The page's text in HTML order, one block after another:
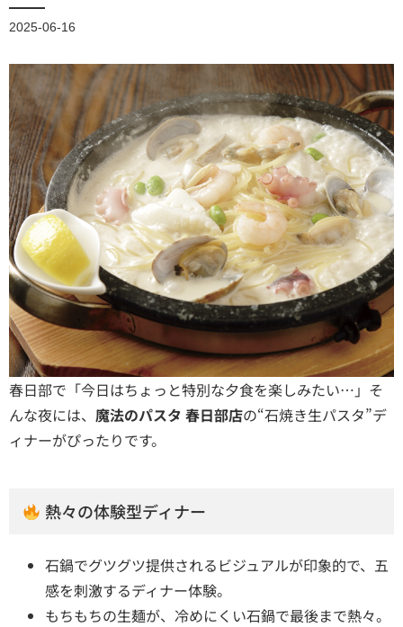
2025-06-16
春日部で「今日はちょっと特別な夕食を楽しみたい…」そ
んな夜には、 魔法のパスタ 春日部店の“石焼き生パスタ”デ
ィナーがぴったりです。
熱々の体験型ディナー
石鍋でグツグツ提供されるビジュアルが印象的で、五
感を刺激するディナー体験。
もちもちの生麺が、冷めにくい石鍋で最後まで熱々。